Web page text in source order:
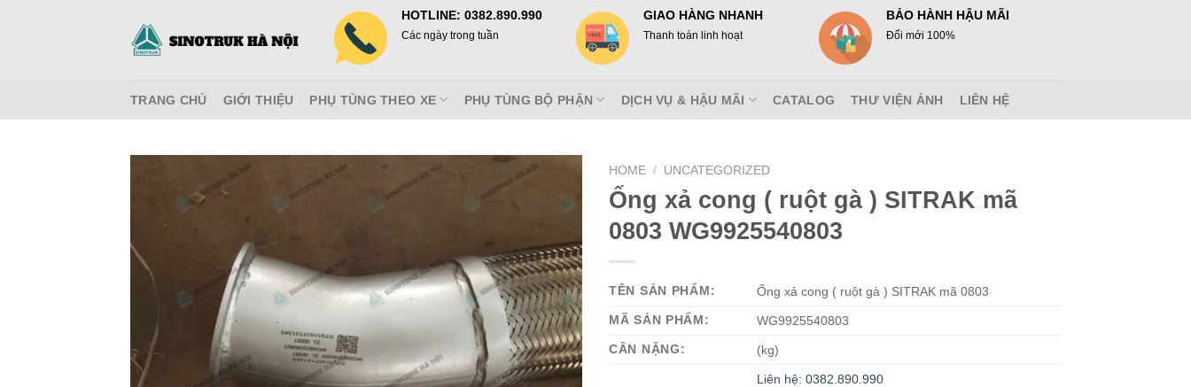
HOTLINE: 0382.890.990
Các ngày trong tuần
GIAO HÀNG NHANH
Thanh toán linh hoạt
BẢO HÀNH HẬU MÃI
Đổi mới 100%
TRANG CHỦ GIỚI THIỆU PHỤ TÙNG THEO XE PHỤ TÙNG BỘ PHẬN DỊCH VỤ & HẬU MÃI CATALOG THƯ VIỆN ẢNH LIÊN HỆ
HOME / UNCATEGORIZED
Ống xả cong ( ruột gà ) SITRAK mã
0803 WG9925540803
TÊN SẢN PHẨM:
Ống xả cong ( ruột gà ) SITRAK mã 0803
MÃ SẢN PHẨM:
WG9925540803
CÂN NẶNG:
(kg)
Liên hệ: 0382.890.990